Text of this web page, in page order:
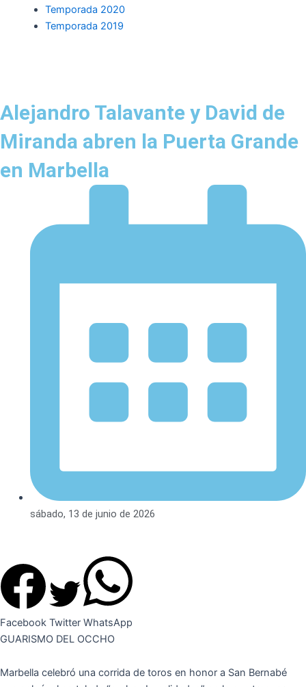
Temporada 2020
Temporada 2019
Alejandro Talavante y David de
Miranda abren la Puerta Grande
en Marbella
sábado, 13 de junio de 2026
Facebook Twitter WhatsApp
GUARISMO DEL OCCHO
Marbella celebró una corrida de toros en honor a San Bernabé